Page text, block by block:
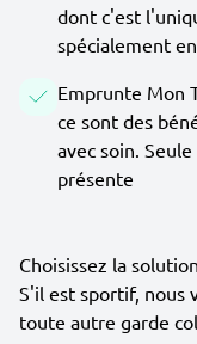
dont c'est
spécialement
Emprunte Mon
ce sont des
avec soin.
présente
Choisissez la
S'il est sportif, nous
toute autre garde